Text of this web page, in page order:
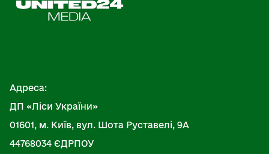
Адреса:
ДП «Ліси України»
01601, м. Київ, вул. Шота Руставелі, 9А
44768034 ЄДРПОУ